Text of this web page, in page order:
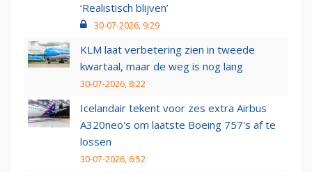
‘Realistisch blijven’
30-07-2026, 9:29
KLM laat verbetering zien in tweede
kwartaal, maar de weg is nog lang
30-07-2026, 8:22
Icelandair tekent voor zes extra Airbus
A320neo's om laatste Boeing 757's af te
lossen
30-07-2026, 6:52